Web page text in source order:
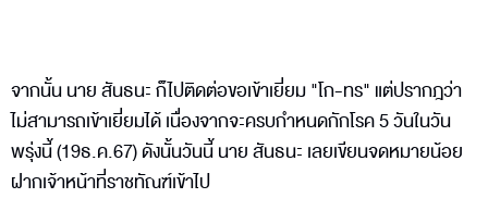
จากนั้น นาย สันธนะ ก็ไปติดต่อขอเข้าเยี่ยม "โก-ทร" แต่ปรากฎว่า
ไม่สามารถเข้าเยี่ยมได้ เนื่องจากจะครบกำหนดกักโรค 5 วันในวัน
พรุ่งนี้ (19ธ.ค.67) ดังนั้นวันนี้ นาย สันธนะ เลยเขียนจดหมายน้อย
ฝากเจ้าหน้าที่ราชทัณฑ์เข้าไป